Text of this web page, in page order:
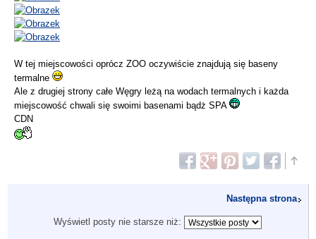
W tej miejscowości oprócz ZOO oczywiście znajdują się baseny
termalne
Ale z drugiej strony całe Węgry leżą na wodach termalnych i każda
miejscowość chwali się swoimi basenami bądż SPA
CDN
Następna strona
Wyświetl posty nie starsze niż: